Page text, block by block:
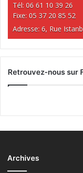
Tél: 06 61 10 39 26
Fixe: 05 37 20 85 52
Adresse: 6, Rue
Retrouvez-nous sur
Archives